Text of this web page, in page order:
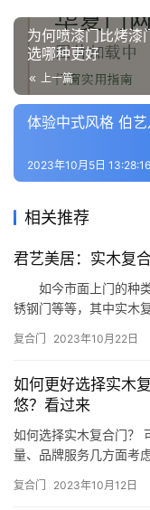
为何喷漆门比烤漆
选哪种更好
上一篇
体验中式风格 伯
2023年10月5日 13:28:16
相关推荐
君艺美居：实木复
如今市面上门的种类
锈钢门等等，其中实木
下面君艺美居的小编
木等木材，外贴密度板
复合门 2023年10月22日
如何更好选择实木
悠？看过来
如何选择实木复合门？
量、品牌服务几方面考
料，面层为木质单板贴
复合门 2023年10月12日